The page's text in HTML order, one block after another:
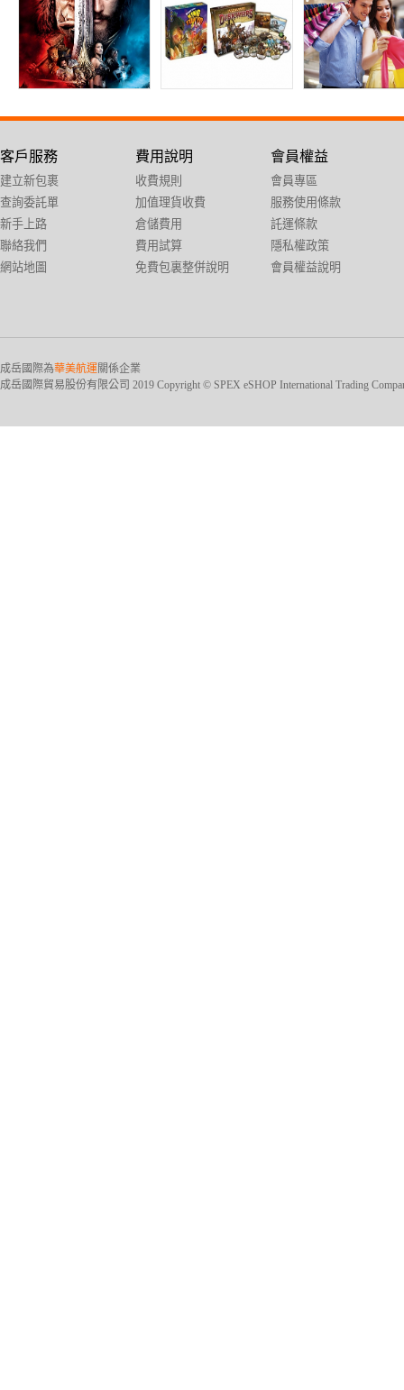
客戶服務
建立新包裹
查詢委託單
新手上路
聯絡我們
網站地圖
費用說明
收費規則
加值理貨收費
倉儲費用
費用試算
免費包裏整併說明
會員權益
會員專區
服務使用條款
託運條款
隱私權政策
會員權益說明
成岳國際為華美航運關係企業
成岳國際貿易股份有限公司 2019 Copyright © SPEX eSHOP International Trading